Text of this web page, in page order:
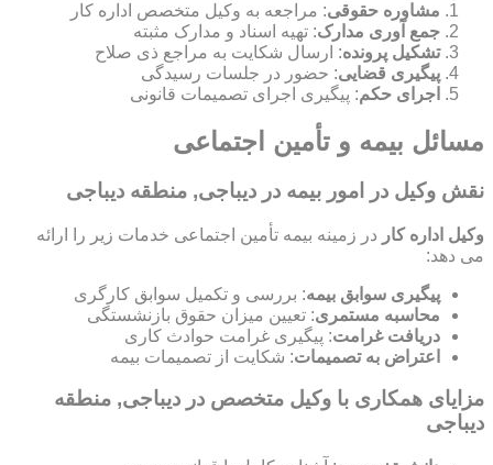
مشاوره حقوقی: مراجعه به وکیل متخصص اداره کار
جمع آوری مدارک: تهیه اسناد و مدارک مثبته
تشکیل پرونده: ارسال شکایت به مراجع ذی صلاح
پیگیری قضایی: حضور در جلسات رسیدگی
اجرای حکم: پیگیری اجرای تصمیمات قانونی
مسائل بیمه و تأمین اجتماعی
نقش وکیل در امور بیمه در دیباجی, منطقه دیباجی
وکیل اداره کار در زمینه بیمه تأمین اجتماعی خدمات زیر را ارائه
می دهد:
پیگیری سوابق بیمه: بررسی و تکمیل سوابق کارگری
محاسبه مستمری: تعیین میزان حقوق بازنشستگی
دریافت غرامت: پیگیری غرامت حوادث کاری
اعتراض به تصمیمات: شکایت از تصمیمات بیمه
مزایای همکاری با وکیل متخصص در دیباجی, منطقه
دیباجی